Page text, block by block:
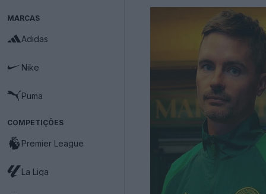
MARCAS
Adidas
Nike
Puma
COMPETIÇÕES
Premier League
La Liga